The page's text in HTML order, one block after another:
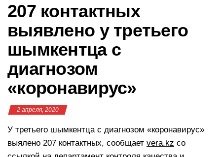
207 контактных
выявлено у третьего
шымкентца с
диагнозом
«коронавирус»
2 апреля, 2020
У третьего шымкентца с диагнозом «коронавирус»
выялено 207 контактных, сообщает vera.kz со